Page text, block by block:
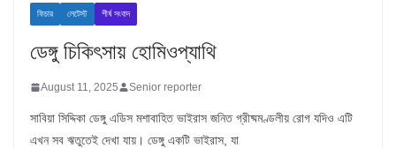
ফিচার লেটেস্ট শীর্ষ সংবাদ
ডেঙ্গু চিকিৎসায় হোমিওপ্যাথি
August 11, 2025 Senior reporter
সাবিয়া সিদ্দিকা ডেঙ্গু এডিস মশাবাহিত ভাইরাস জনিত গ্রীষ্মমণ্ডলীয় রোগ যদিও এটি
এখন সব ঋতুতেই দেখা যায়। ডেঙ্গু একটি ভাইরাস, যা